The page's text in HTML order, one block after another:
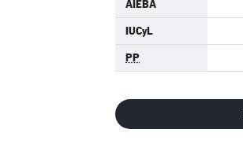
AIEBA
IUCyL
PP